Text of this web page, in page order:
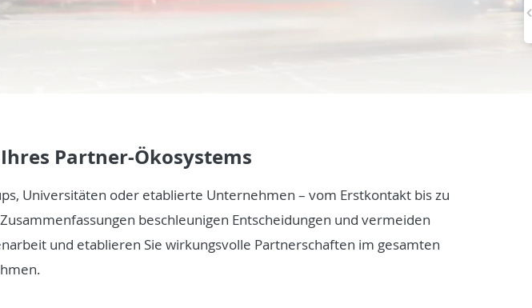
Partner-Ökosystems
Universitäten oder etablierte Unternehmen – vom Erstkontakt bis zu
beschleunigen Entscheidungen und vermeiden
und etablieren Sie wirkungsvolle Partnerschaften im gesamten